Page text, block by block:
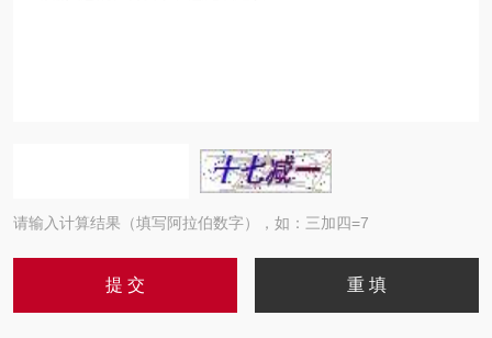
请输入计算结果（填写阿拉伯数字），如：三加四=7